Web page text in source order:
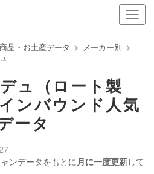
ナ
ビ
の
表
り
品・お土産データ
メーカー別
ュ（ロート製
ンバウンド人気
ータ
ンデータをもとに月に一度更新して